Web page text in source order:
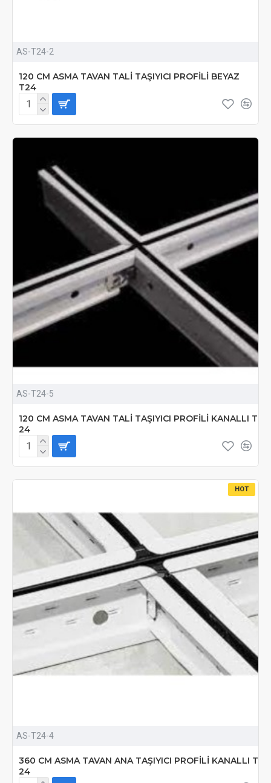
AS-T24-2
120 CM ASMA TAVAN TALİ TAŞIYICI PROFİLİ BEYAZ
T24
AS-T24-5
120 CM ASMA TAVAN TALİ TAŞIYICI PROFİLİ KANALLI T
24
HOT
AS-T24-4
360 CM ASMA TAVAN ANA TAŞIYICI PROFİLİ KANALLI T
24